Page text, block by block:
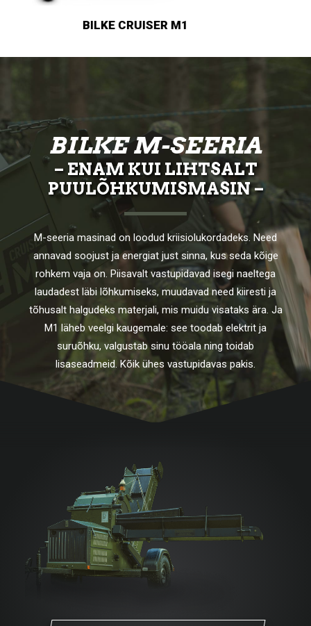
BILKE M3
BILKE M-SEERIA
– ENAM KUI LIHTSALT
PUULÕHKUMISMASIN –
M-seeria masinad on loodud kriisiolukordadeks. Need
annavad soojust ja energiat just sinna, kus seda kõige
rohkem vaja on. Piisavalt vastupidavad isegi naeltega
laudadest läbi lõhkumiseks, muudavad need kiiresti ja
tõhusalt halgudeks materjali, mis muidu visataks ära. Ja
M1 läheb veelgi kaugemale: see toodab elektrit ja
suruõhku, valgustab sinu tööala ning toidab
lisaseadmeid. Kõik ühes vastupidavas pakis.